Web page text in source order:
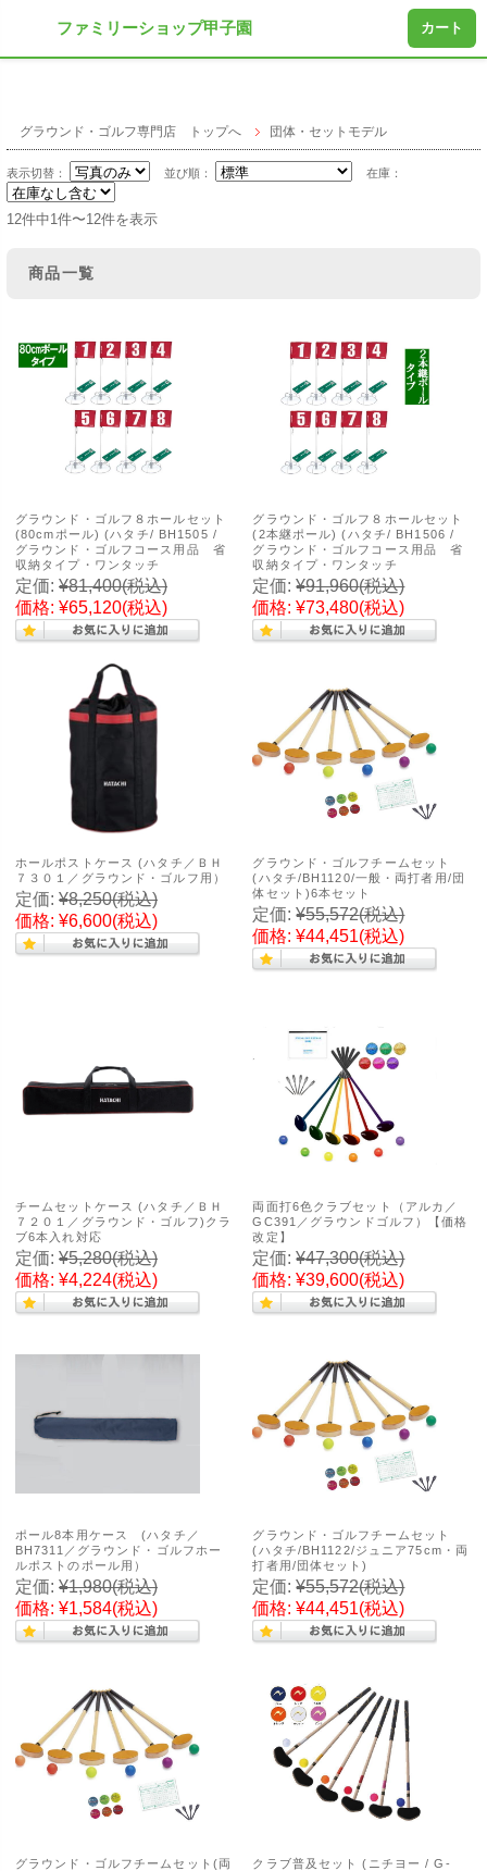
グラウンド・ゴルフ専門店 トップへ 団体・セットモデル
表示切替： 並び順： 在庫：
12件中1件〜12件を表示
商品一覧
グラウンド・ゴルフ８ホールセット
(80cmポール) (ハタチ/ BH1505 /
グラウンド・ゴルフコース用品 省
収納タイプ・ワンタッチ
定価: ¥81,400(税込)
価格: ¥65,120(税込)
グラウンド・ゴルフ８ホールセット
(2本継ポール) (ハタチ/ BH1506 /
グラウンド・ゴルフコース用品 省
収納タイプ・ワンタッチ
定価: ¥91,960(税込)
価格: ¥73,480(税込)
ホールポストケース (ハタチ／ＢＨ
７３０１／グラウンド・ゴルフ用）
定価: ¥8,250(税込)
価格: ¥6,600(税込)
グラウンド・ゴルフチームセット
(ハタチ/BH1120/一般・両打者用/団
体セット)6本セット
定価: ¥55,572(税込)
価格: ¥44,451(税込)
チームセットケース (ハタチ／ＢＨ
７２０１／グラウンド・ゴルフ)クラ
ブ6本入れ対応
定価: ¥5,280(税込)
価格: ¥4,224(税込)
両面打6色クラブセット（アルカ／
GC391／グラウンドゴルフ）【価格
改定】
定価: ¥47,300(税込)
価格: ¥39,600(税込)
ポール8本用ケース (ハタチ／
BH7311／グラウンド・ゴルフホー
ルポストのポール用）
定価: ¥1,980(税込)
価格: ¥1,584(税込)
グラウンド・ゴルフチームセット
(ハタチ/BH1122/ジュニア75cm・両
打者用/団体セット)
定価: ¥55,572(税込)
価格: ¥44,451(税込)
グラウンド・ゴルフチームセット(両
クラブ普及セット (ニチヨー / G-
ファミリーショップ甲子園 カート